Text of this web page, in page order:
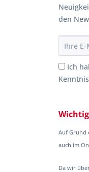
den
Ich
Auf Grund
auch im
Da wir